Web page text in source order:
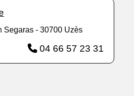
Segaras - 30700 Uzès
04 66 57 23 31